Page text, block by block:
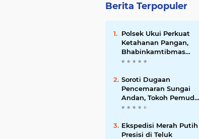
Berita Terpopuler
Polsek Ukui Perkuat
Ketahanan Pangan,
Bhabinkamtibmas
Pantau Pertumbuhan
Air Hitam
Soroti Dugaan
Pencemaran Sungai
Andan, Tokoh Pemuda
Desak Investigasi PT
Ekspedisi Merah Putih
Presisi di Teluk